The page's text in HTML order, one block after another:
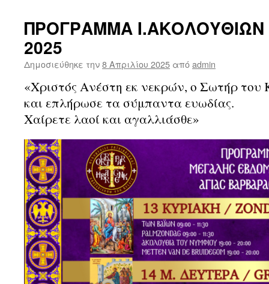
ΠΡΟΓΡΑΜΜΑ
2025
Δημοσιεύθηκε την8 Απριλίου 2025 απόadmin
«Χριστός Ανέστη εκ νεκρών, ο Σωτήρ του
και επλήρωσε τα σύμπαντα ευωδίας.
Χαίρετε λαοί και αγαλλιάσθε»